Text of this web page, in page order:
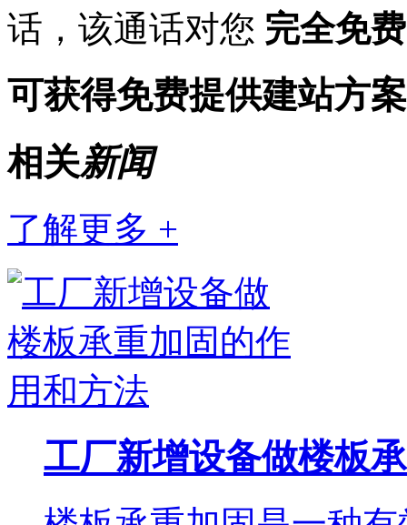
话，该通话对您 完全免费
可获得免费提供建站方
相关新闻
了解更多 +
工厂新增设备做楼板